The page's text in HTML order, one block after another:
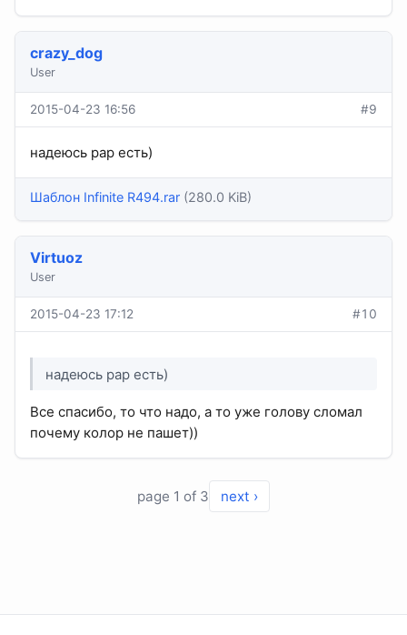
crazy_dog
User
2015-04-23 16:56 #9
надеюсь рар есть)
Шаблон Infinite R494.rar (280.0 KiB)
Virtuoz
User
2015-04-23 17:12 #10
надеюсь рар есть)
Все спасибо, то что надо, а то уже голову сломал
почему колор не пашет))
page 1 of 3 next ›